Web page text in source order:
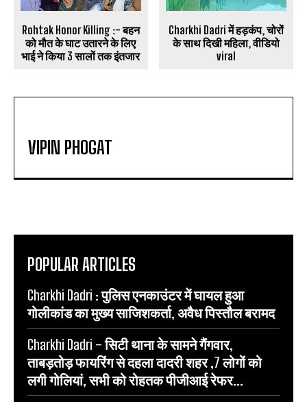
Rohtak Honor Killing :- बहन
को मौत के घाट उतारने के लिए
भाई ने किया 3 सालों तक इंतजार
Charkhi Dadri में हड़कंप, चोरों
के साथ दिखी महिला, वीडियो
viral
VIPIN PHOGAT
POPULAR ARTICLES
Charkhi Dadri : पुलिस एनकाउंटर में घायल हुआ
गोलीकांड का मुख्य साजिशकर्ता, अवैध पिस्तौल बरामद
Charkhi Dadri – सिटी थाना के सामने गैंगवार,
ताबड़तोड़ फायरिंग से दहला दादरी शहर ,7 लोगों को
लगी गोलियां, सभी को रोहतक पीजीआई रेफर...